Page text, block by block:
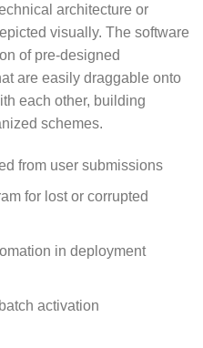
architecture or
visually. The software
of pre-designed
are easily draggable onto
each other, building
schemes.
from user submissions
for lost or corrupted
in deployment
activation